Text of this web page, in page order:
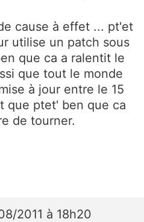
cause à effet ... pt'et
utilise un patch sous
que ca a ralentit le
que tout le monde
à jour entre le 15
que ptet' ben que ca
de tourner.
2011 à 18h20